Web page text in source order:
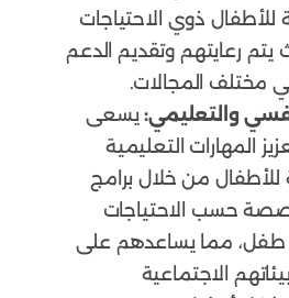
ذوي الاحتياجات
يتم رعايتهم وتقديم الدعم
في مختلف المجالات.
والتعليمي:يسعى
المهارات التعليمية
للأطفال من خلال برامج
حسب الاحتياجات
طفل، مما يساعدهم على
الاجتماعية